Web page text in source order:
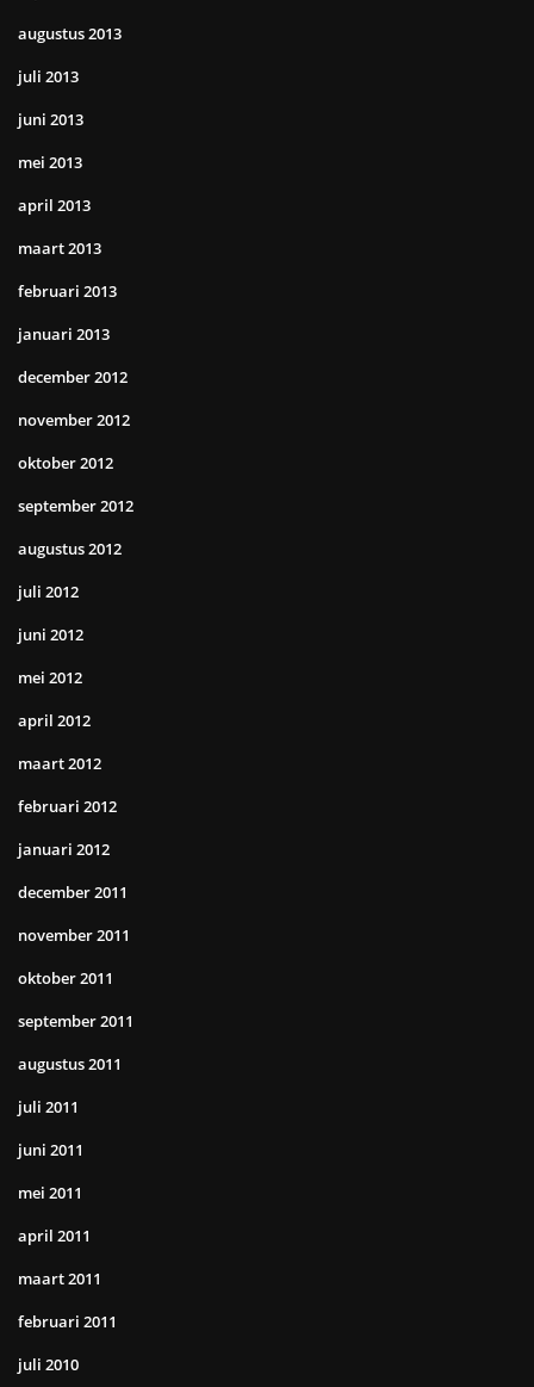
augustus 2013
juli 2013
juni 2013
mei 2013
april 2013
maart 2013
februari 2013
januari 2013
december 2012
november 2012
oktober 2012
september 2012
augustus 2012
juli 2012
juni 2012
mei 2012
april 2012
maart 2012
februari 2012
januari 2012
december 2011
november 2011
oktober 2011
september 2011
augustus 2011
juli 2011
juni 2011
mei 2011
april 2011
maart 2011
februari 2011
juli 2010